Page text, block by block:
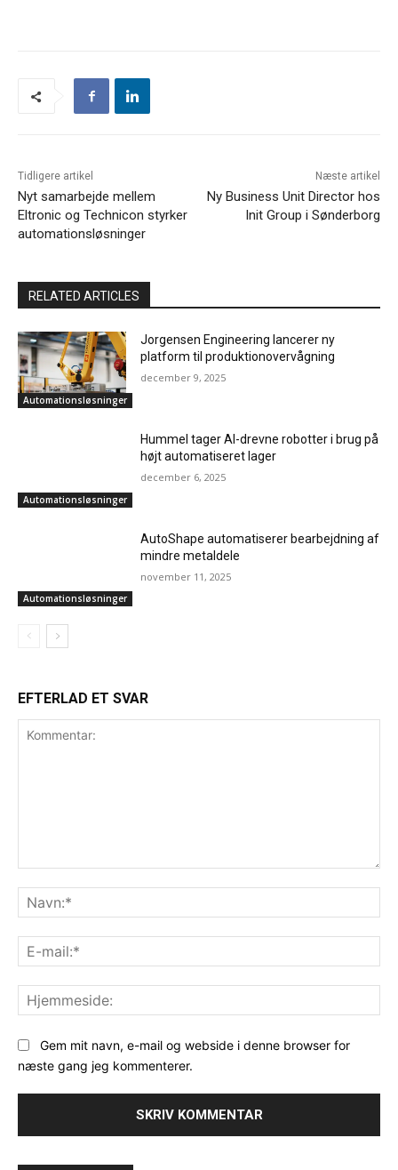
Tidligere artikel
Nyt samarbejde mellem
Eltronic og Technicon styrker
automationsløsninger
Næste artikel
Ny Business Unit Director hos
Init Group i Sønderborg
RELATED ARTICLES
Automationsløsninger
Jorgensen Engineering lancerer ny
platform til produktionovervågning
december 9, 2025
Automationsløsninger
Hummel tager AI-drevne robotter i brug på
højt automatiseret lager
december 6, 2025
Automationsløsninger
AutoShape automatiserer bearbejdning af
mindre metaldele
november 11, 2025
EFTERLAD ET SVAR
Gem mit navn, e-mail og webside i denne browser for
næste gang jeg kommenterer.